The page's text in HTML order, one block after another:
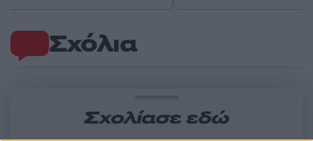
Σχόλια
Σχολίασε εδώ